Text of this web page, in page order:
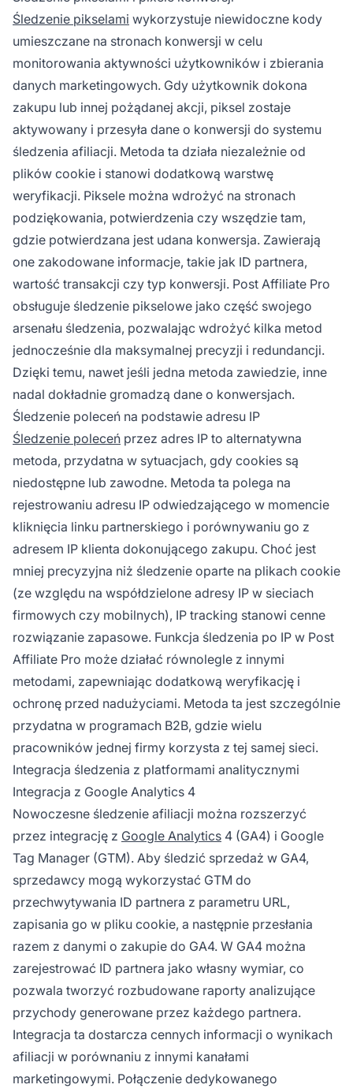
Śledzenie pikselami wykorzystuje niewidoczne kody
umieszczane na stronach konwersji w celu
monitorowania aktywności użytkowników i zbierania
danych marketingowych. Gdy użytkownik dokona
zakupu lub innej pożądanej akcji, piksel zostaje
aktywowany i przesyła dane o konwersji do systemu
śledzenia afiliacji. Metoda ta działa niezależnie od
plików cookie i stanowi dodatkową warstwę
weryfikacji. Piksele można wdrożyć na stronach
podziękowania, potwierdzenia czy wszędzie tam,
gdzie potwierdzana jest udana konwersja. Zawierają
one zakodowane informacje, takie jak ID partnera,
wartość transakcji czy typ konwersji. Post Affiliate Pro
obsługuje śledzenie pikselowe jako część swojego
arsenału śledzenia, pozwalając wdrożyć kilka metod
jednocześnie dla maksymalnej precyzji i redundancji.
Dzięki temu, nawet jeśli jedna metoda zawiedzie, inne
nadal dokładnie gromadzą dane o konwersjach.
Śledzenie poleceń na podstawie adresu IP
Śledzenie poleceń przez adres IP to alternatywna
metoda, przydatna w sytuacjach, gdy cookies są
niedostępne lub zawodne. Metoda ta polega na
rejestrowaniu adresu IP odwiedzającego w momencie
kliknięcia linku partnerskiego i porównywaniu go z
adresem IP klienta dokonującego zakupu. Choć jest
mniej precyzyjna niż śledzenie oparte na plikach cookie
(ze względu na współdzielone adresy IP w sieciach
firmowych czy mobilnych), IP tracking stanowi cenne
rozwiązanie zapasowe. Funkcja śledzenia po IP w Post
Affiliate Pro może działać równolegle z innymi
metodami, zapewniając dodatkową weryfikację i
ochronę przed nadużyciami. Metoda ta jest szczególnie
przydatna w programach B2B, gdzie wielu
pracowników jednej firmy korzysta z tej samej sieci.
Integracja śledzenia z platformami analitycznymi
Integracja z Google Analytics 4
Nowoczesne śledzenie afiliacji można rozszerzyć
przez integrację z Google Analytics 4 (GA4) i Google
Tag Manager (GTM). Aby śledzić sprzedaż w GA4,
sprzedawcy mogą wykorzystać GTM do
przechwytywania ID partnera z parametru URL,
zapisania go w pliku cookie, a następnie przesłania
razem z danymi o zakupie do GA4. W GA4 można
zarejestrować ID partnera jako własny wymiar, co
pozwala tworzyć rozbudowane raporty analizujące
przychody generowane przez każdego partnera.
Integracja ta dostarcza cennych informacji o wynikach
afiliacji w porównaniu z innymi kanałami
marketingowymi. Połączenie dedykowanego